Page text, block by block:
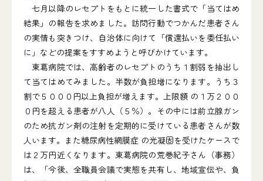
七月以降のレセプトをもとに統一した書式で「当てはめ
結果」の報告を求めました。訪問行動でつかんだ患者さん
の実情も突きつけ、自治体に向けて「償還払いを委任払い
に」などの提案をすすめようと呼びかけています。
東葛病院では、高齢者のレセプトのうち１割弱を抽出し
て当てはめてみました。半数が負担増になります。うち３
割で５０００円以上負担が増えます。上限額 の１万２００
０円を超える患者が八人（５％）。その中には前立腺ガン
のため抗ガン剤の注射を定期的に受けている患者さんが数
人います。また糖尿病性網膜症 の光凝固を受けたケースで
は２万円近くなります。東葛病院の荒巻紀子さん（事務）
は、「今後、全職員会議で実態を共有し、地域宣伝や、負